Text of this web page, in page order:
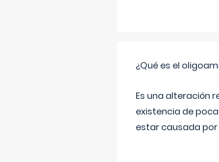
¿Qué es el
Es una alteración
existencia de
estar causada